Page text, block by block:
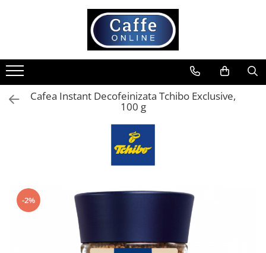
Cafea
Cafea Boabe
Capsule Cafea
Aparate capsule
Cafea Instant Decofeinizata Tchibo Exclusive,
100 g
-2%